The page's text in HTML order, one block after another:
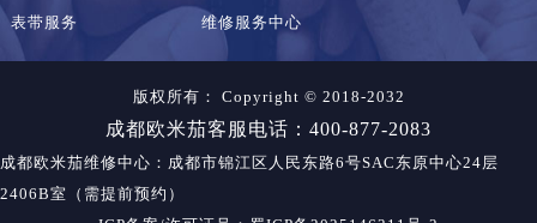
表带服务
维修服务中心
版权所有： Copyright © 2018-2032
成都欧米茄客服电话：400-877-2083
成都欧米茄维修中心 ：成都市锦江区人民东路6号SAC东原中心24层
2406B室（需提前预约）